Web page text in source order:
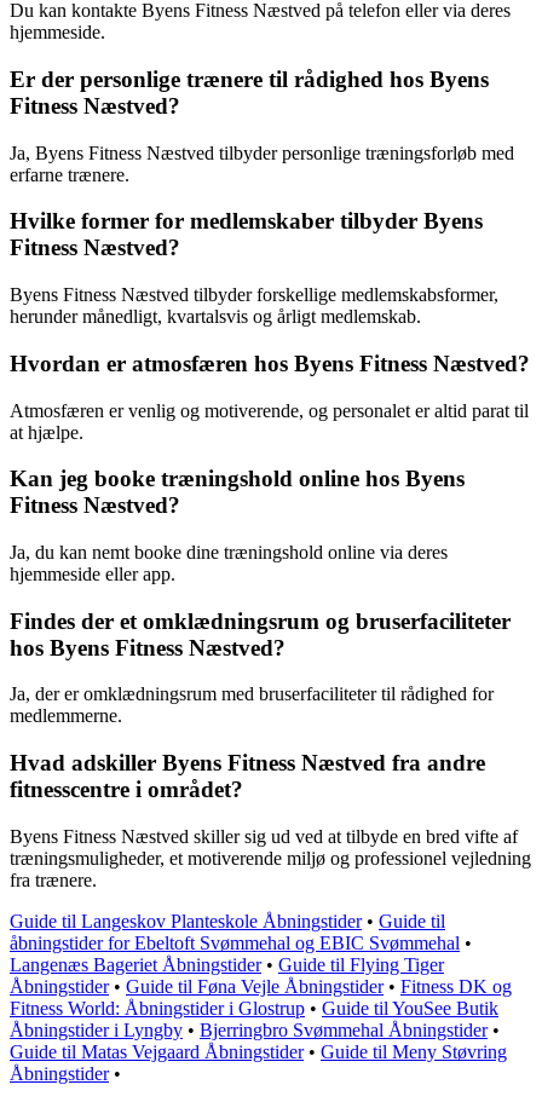
Du kan kontakte Byens Fitness Næstved på telefon eller via deres
hjemmeside.
Er der personlige trænere til rådighed hos Byens
Fitness Næstved?
Ja, Byens Fitness Næstved tilbyder personlige træningsforløb med
erfarne trænere.
Hvilke former for medlemskaber tilbyder Byens
Fitness Næstved?
Byens Fitness Næstved tilbyder forskellige medlemskabsformer,
herunder månedligt, kvartalsvis og årligt medlemskab.
Hvordan er atmosfæren hos Byens Fitness Næstved?
Atmosfæren er venlig og motiverende, og personalet er altid parat til
at hjælpe.
Kan jeg booke træningshold online hos Byens
Fitness Næstved?
Ja, du kan nemt booke dine træningshold online via deres
hjemmeside eller app.
Findes der et omklædningsrum og bruserfaciliteter
hos Byens Fitness Næstved?
Ja, der er omklædningsrum med bruserfaciliteter til rådighed for
medlemmerne.
Hvad adskiller Byens Fitness Næstved fra andre
fitnesscentre i området?
Byens Fitness Næstved skiller sig ud ved at tilbyde en bred vifte af
træningsmuligheder, et motiverende miljø og professionel vejledning
fra trænere.
Guide til Langeskov Planteskole Åbningstider• Guide til
åbningstider for Ebeltoft Svømmehal og EBIC Svømmehal •
Langenæs Bageriet Åbningstider• Guide til Flying Tiger
Åbningstider• Guide til Føna Vejle Åbningstider• Fitness DK og
Fitness World: Åbningstider i Glostrup • Guide til YouSee Butik
Åbningstider i Lyngby • Bjerringbro Svømmehal Åbningstider•
Guide til Matas Vejgaard Åbningstider• Guide til Meny Støvring
Åbningstider•